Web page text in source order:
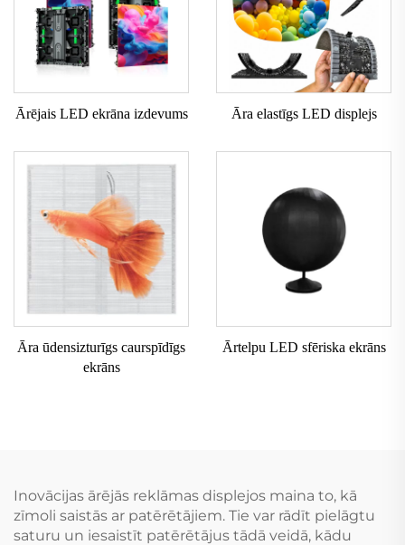
Ārējais LED ekrāna izdevums Āra elastīgs LED displejs
Āra ūdensizturīgs caurspīdīgs
ekrāns
Ārtelpu LED sfēriska ekrāns
Inovācijas ārējās reklāmas displejos maina to, kā
zīmoli saistās ar patērētājiem. Tie var rādīt pielāgtu
saturu un iesaistīt patērētājus tādā veidā, kādu